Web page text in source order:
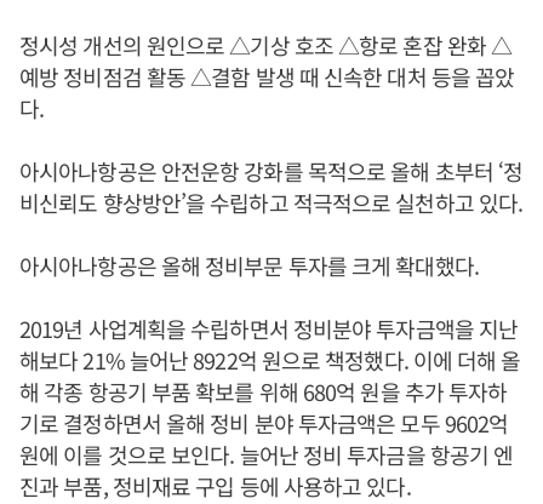
정시성 개선의 원인으로 △기상 호조 △항로 혼잡 완화 △
예방 정비점검 활동 △결함 발생 때 신속한 대처 등을 꼽았
다.
아시아나항공은 안전운항 강화를 목적으로 올해 초부터 ‘정
비신뢰도 향상방안’을 수립하고 적극적으로 실천하고 있다.
아시아나항공은 올해 정비부문 투자를 크게 확대했다.
2019년 사업계획을 수립하면서 정비분야 투자금액을 지난
해보다 21% 늘어난 8922억 원으로 책정했다. 이에 더해 올
해 각종 항공기 부품 확보를 위해 680억 원을 추가 투자하
기로 결정하면서 올해 정비 분야 투자금액은 모두 9602억
원에 이를 것으로 보인다. 늘어난 정비 투자금을 항공기 엔
진과 부품, 정비재료 구입 등에 사용하고 있다.